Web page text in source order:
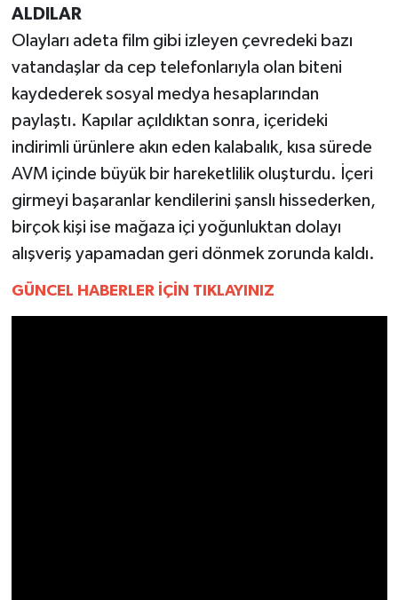
ALDILAR
Olayları adeta film gibi izleyen çevredeki bazı
vatandaşlar da cep telefonlarıyla olan biteni
kaydederek sosyal medya hesaplarından
paylaştı. Kapılar açıldıktan sonra, içerideki
indirimli ürünlere akın eden kalabalık, kısa sürede
AVM içinde büyük bir hareketlilik oluşturdu. İçeri
girmeyi başaranlar kendilerini şanslı hissederken,
birçok kişi ise mağaza içi yoğunluktan dolayı
alışveriş yapamadan geri dönmek zorunda kaldı.
GÜNCEL HABERLER İÇİN TIKLAYINIZ
İZMİR
MANİSA
MUĞLA
UŞAK
YURT